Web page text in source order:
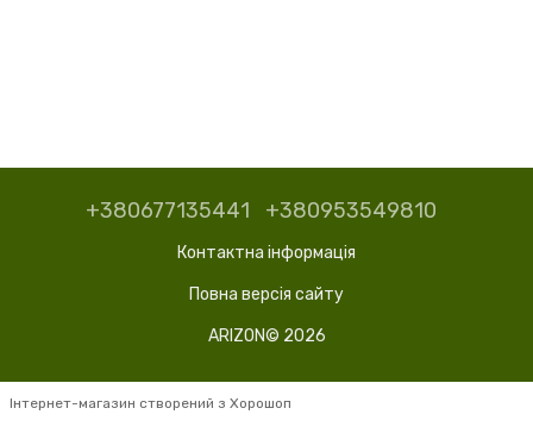
+380677135441 +380953549810
Контактна інформація
Повна версія сайту
ARIZON© 2026
Інтернет-магазин створений з Хорошоп